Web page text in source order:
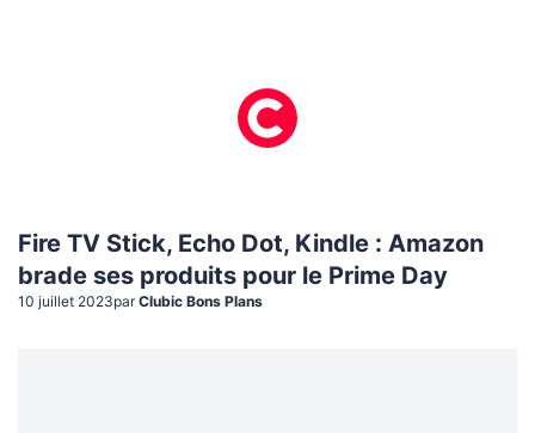
Fire TV Stick, Echo Dot, Kindle : Amazon
brade ses produits pour le Prime Day
10 juillet 2023par Clubic Bons Plans